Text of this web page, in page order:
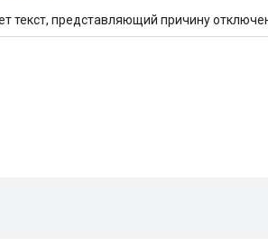
текст, представляющий причину